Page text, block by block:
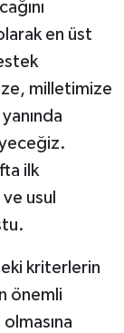
en üst
milletimize
ilk
usul
kriterlerin
önemli